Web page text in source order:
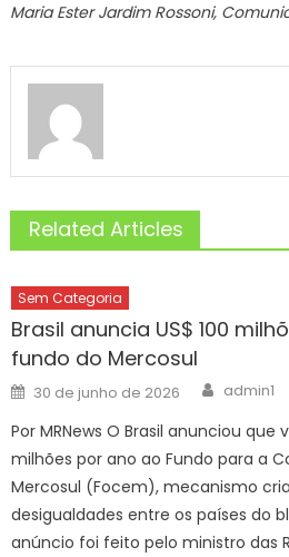
Maria Ester Jardim Rossoni,
Related Articles
Sem Categoria
Brasil anuncia US$ 100
fundo do Mercosul
Posted
on
30 de junho de 2026 Author
admin1
Por MRNews O Brasil anunciou que
milhões por ano ao Fundo para a
Mercosul (Focem), mecanismo
desigualdades entre os países do
anúncio foi feito pelo ministro das